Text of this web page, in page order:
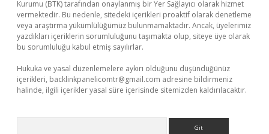
Kurumu (BTK) tarafından onaylanmış bir Yer Sağlayıcı olarak hizmet
vermektedir. Bu nedenle, sitedeki içerikleri proaktif olarak denetleme
veya araştırma yükümlülüğümüz bulunmamaktadır. Ancak, üyelerimiz
yazdıkları içeriklerin sorumluluğunu taşımakta olup, siteye üye olarak
bu sorumluluğu kabul etmiş sayılırlar.
Hukuka ve yasal düzenlemelere aykırı olduğunu düşündüğünüz
içerikleri, backlinkpanelicomtr@gmail.com adresine bildirmeniz
halinde, ilgili içerikler yasal süre içerisinde sitemizden kaldırılacaktır.